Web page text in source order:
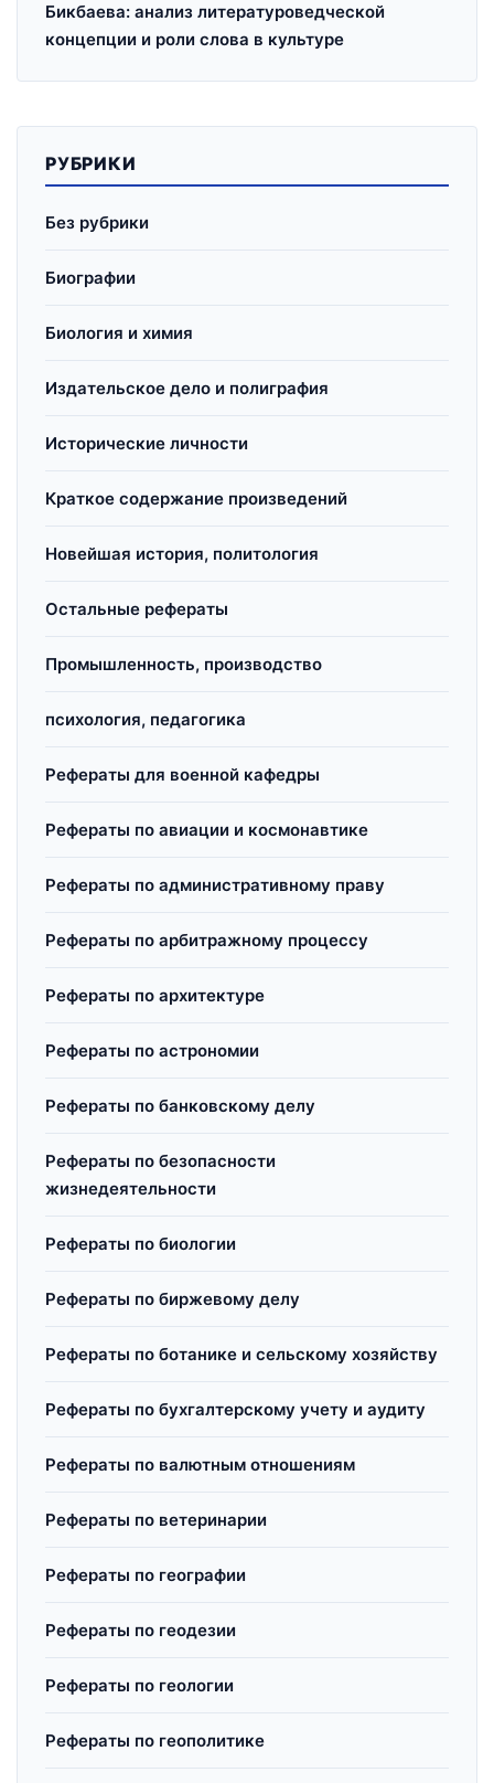
Бикбаева: анализ литературоведческой
концепции и роли слова в культуре
РУБРИКИ
Без рубрики
Биографии
Биология и химия
Издательское дело и полиграфия
Исторические личности
Краткое содержание произведений
Новейшая история, политология
Остальные рефераты
Промышленность, производство
психология, педагогика
Рефераты для военной кафедры
Рефераты по авиации и космонавтике
Рефераты по административному праву
Рефераты по арбитражному процессу
Рефераты по архитектуре
Рефераты по астрономии
Рефераты по банковскому делу
Рефераты по безопасности
жизнедеятельности
Рефераты по биологии
Рефераты по биржевому делу
Рефераты по ботанике и сельскому хозяйству
Рефераты по бухгалтерскому учету и аудиту
Рефераты по валютным отношениям
Рефераты по ветеринарии
Рефераты по географии
Рефераты по геодезии
Рефераты по геологии
Рефераты по геополитике